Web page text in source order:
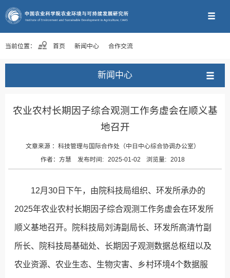
当前位置： 首页 新闻中心 合作交流
新闻中心
农业农村长期因子综合观测工作务虚会在顺义基
地召开
文章来源 ：科技管理与国际合作处（中日中心综合协调办公室）
作者：方慧 发布时间: 2025-01-02 浏览量: 2018
12月30日下午，由院科技局组织、环发所承办的
2025年农业农村长期因子综合观测工作务虚会在环发所
顺义基地召开。院科技局刘涛副局长、环发所高清竹副
所长、院科技局基础处、长期因子观测数据总枢纽以及
农业资源、农业生态、生物灾害、乡村环境4个数据服